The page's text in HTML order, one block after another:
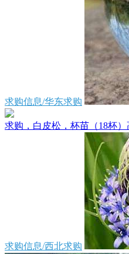
求购信息/华东求购
求购，白皮松，杯苗（18杯
求购信息/西北求购